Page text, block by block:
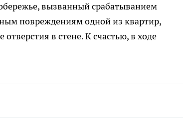
вызванный срабатыванием
повреждениям одной из квартир,
в стене. К счастью, в ходе